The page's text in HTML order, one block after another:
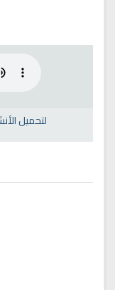
لتحميل